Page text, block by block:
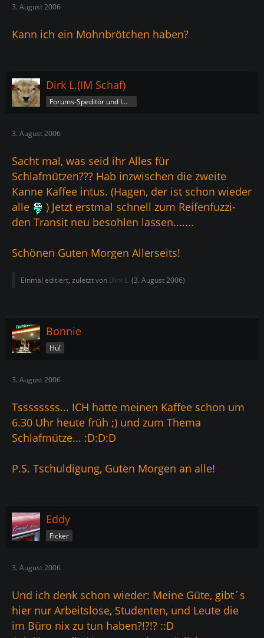
3. August 2006
Kann ich ein Mohnbrötchen haben?
Dirk L.(IM Schaf)
Forums-Speditör und Imperatorschaf
3. August 2006
Sacht mal, was seid ihr Alles für
Schlafmützen??? Hab inzwischen die zweite
Kanne Kaffee intus. (Hagen, der ist schon wieder
alle
) Jetzt erstmal schnell zum Reifenfuzzi-
den Transit neu besohlen lassen.......
Schönen Guten Morgen Allerseits!
Einmal editiert, zuletzt von Dirk L. (3. August 2006)
Bonnie
Hu!
3. August 2006
Tssssssss... ICH hatte meinen Kaffee schon um
6.30 Uhr heute früh ;) und zum Thema
Schlafmütze... :D:D:D
P.S. Tschuldigung, Guten Morgen an alle!
Eddy
Ficker
3. August 2006
Und ich denk schon wieder: Meine Güte, gibt´s
hier nur Arbeitslose, Studenten, und Leute die
im Büro nix zu tun haben?!?!? ::D